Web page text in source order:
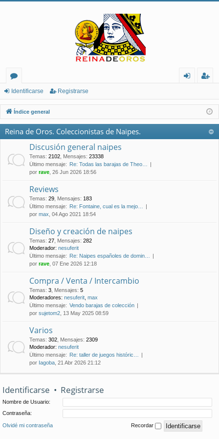
or
os
nt
ifi
ist
ra
Identificarse Registrarse
Índice general
Reina de Oros. Coleccionistas de Naipes.
Discusión general naipes
Temas: 2102 Mensajes: 23338
Último mensaje: Re: Todas las barajas de Theo…
por rave , 26 Jun 2026 18:56
Reviews
Temas: 29 Mensajes: 183
Último mensaje: Re: Fontaine, cual es la mejo…
por max , 04 Ago 2021 18:54
Diseño y creación de naipes
Temas: 27 Mensajes: 282
Moderador: nesuferit
Último mensaje: Re: Naipes españoles de domin…
por rave , 07 Ene 2026 12:18
Compra / Venta / Intercambio
Temas: 3 Mensajes: 5
Moderadores: nesuferit max
Último mensaje: Vendo barajas de colección
por sujetom2 , 13 May 2025 08:59
Varios
Temas: 302 Mensajes: 2309
Moderador: nesuferit
Último mensaje: Re: taller de juegos históric…
por Iagoba , 21 Abr 2026 21:12
Identificarse • Registrarse
Nombre de Usuario:
Contraseña:
Olvidé mi contraseña Recordar